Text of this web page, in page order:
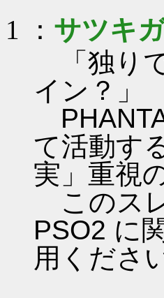
1 ： サツキ
「独り
イン？」
て活動す
実」重視
このス
PSO2 に
用くださ